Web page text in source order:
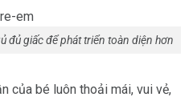
đủ giấc để phát triển toàn diện hơn
của bé luôn thoải mái, vui vẻ,